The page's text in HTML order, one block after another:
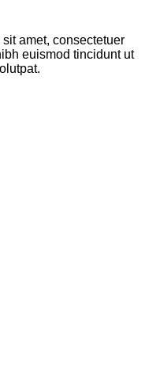
amet, consectetuer
euismod tincidunt ut